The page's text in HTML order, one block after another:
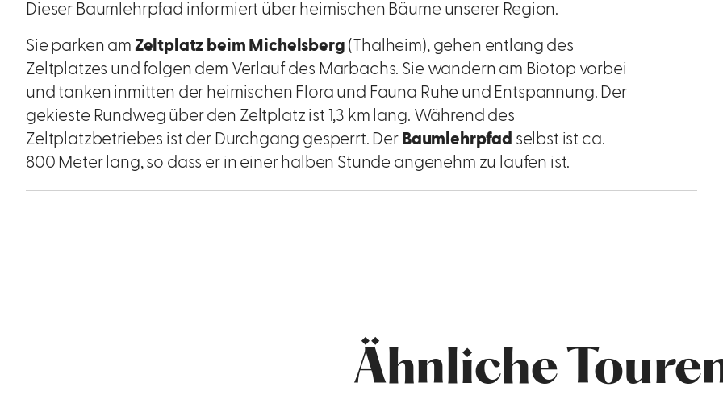
Dieser Baumlehrpfad informiert über heimischen Bäume unserer Region.
Sie parken am Zeltplatz beim Michelsberg (Thalheim), gehen entlang des
Zeltplatzes und folgen dem Verlauf des Marbachs. Sie wandern am Biotop vorbei
und tanken inmitten der heimischen Flora und Fauna Ruhe und Entspannung. Der
gekieste Rundweg über den Zeltplatz ist 1,3 km lang. Während des
Zeltplatzbetriebes ist der Durchgang gesperrt. Der Baumlehrpfad selbst ist ca.
800 Meter lang, so dass er in einer halben Stunde angenehm zu laufen ist.
Ähnliche